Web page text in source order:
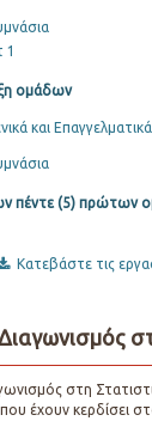
1
ομάδων
και
πέντε (5) πρώτων
Κατεβάστε τις
στη
που έχουν κερδίσει